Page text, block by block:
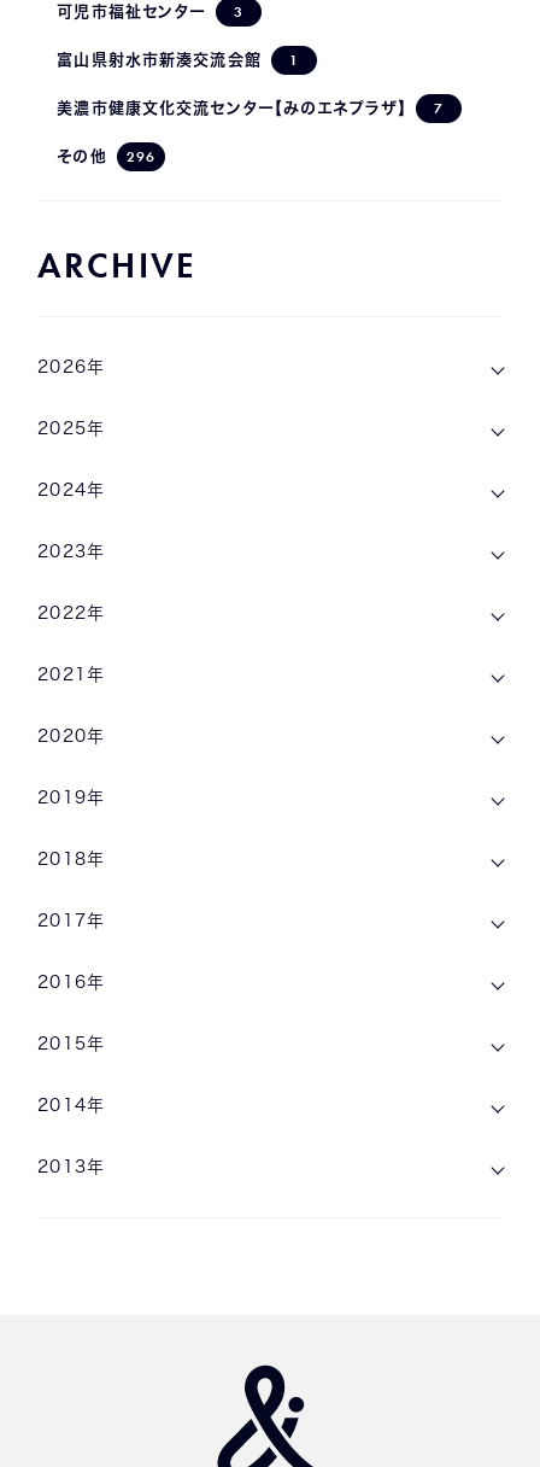
可児市福祉センター 3
富山県射水市新湊交流会館 1
美濃市健康文化交流センター【みのエネプラザ】 7
その他 296
ARCHIVE
2026年
2025年
2024年
2023年
2022年
2021年
2020年
2019年
2018年
2017年
2016年
2015年
2014年
2013年